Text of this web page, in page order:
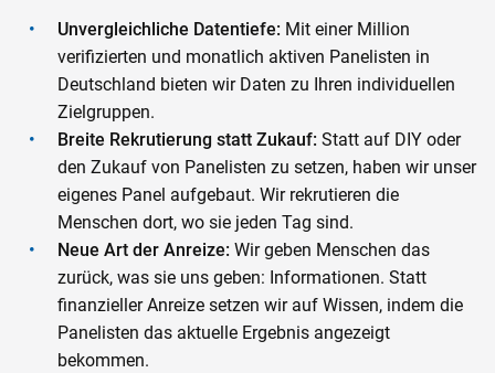
Unvergleichliche Datentiefe: Mit einer Million
verifizierten und monatlich aktiven Panelisten in
Deutschland bieten wir Daten zu Ihren individuellen
Zielgruppen.
Breite Rekrutierung statt Zukauf: Statt auf DIY oder
den Zukauf von Panelisten zu setzen, haben wir unser
eigenes Panel aufgebaut. Wir rekrutieren die
Menschen dort, wo sie jeden Tag sind.
Neue Art der Anreize: Wir geben Menschen das
zurück, was sie uns geben: Informationen. Statt
finanzieller Anreize setzen wir auf Wissen, indem die
Panelisten das aktuelle Ergebnis angezeigt
bekommen.